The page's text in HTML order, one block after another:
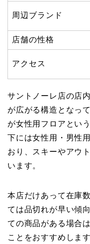
周辺ブランド
店舗の性格
アクセス
サントノーレ店の店
が広がる構造となっ
が女性用フロアとい
下には女性用・男性
おり、スキーやアウ
います。
本店だけあって在庫
ては品切れが早い傾
ての商品がある場合
ことをおすすめしま